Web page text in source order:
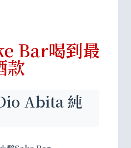
Bar喝到最
款
Abita 純